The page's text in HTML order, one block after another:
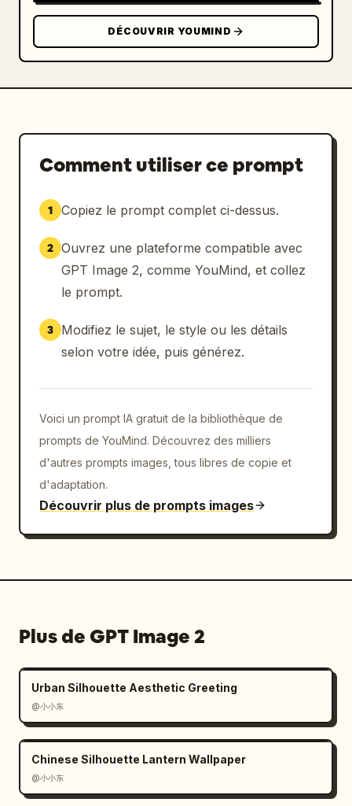
DÉCOUVRIR YOUMIND
Comment utiliser ce prompt
1 Copiez le prompt complet ci-dessus.
2 Ouvrez une plateforme compatible avec
GPT Image 2, comme YouMind, et collez
le prompt.
3
Modifiez le sujet, le style ou les détails
selon votre idée, puis générez.
Voici un prompt IA gratuit de la bibliothèque de
prompts de YouMind. Découvrez des milliers
d'autres prompts images, tous libres de copie et
d'adaptation.
Découvrir plus de prompts images
Plus de GPT Image 2
Urban Silhouette Aesthetic Greeting
@小小东
Chinese Silhouette Lantern Wallpaper
@小小东